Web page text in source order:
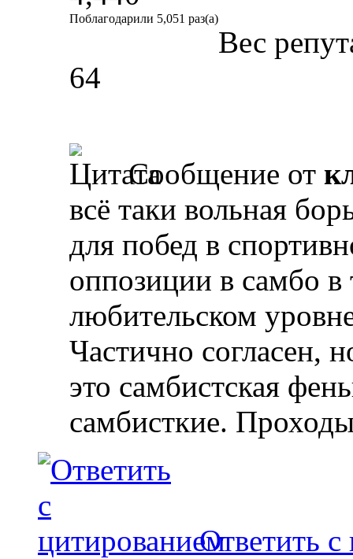
Поблагодарили 5,051 раз(а)
Вес
64
Сообщение от
всё таки вольная
для побед в
оппозиции в самбо в
любительском
Частично согласен,
это самбистская
самбисткие.
Ответить с